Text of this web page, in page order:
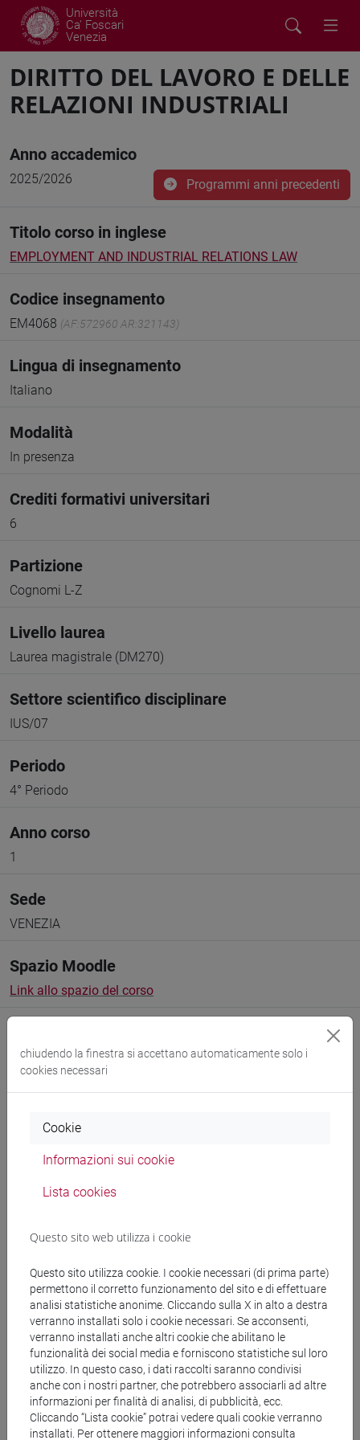
Università
Ca' Foscari
Venezia
DIRITTO DEL LAVORO E DELLE
RELAZIONI INDUSTRIALI
Anno accademico
2025/2026 Programmi anni precedenti
Titolo corso in inglese
EMPLOYMENT AND INDUSTRIAL RELATIONS LAW
Codice insegnamento
EM4068 (AF:572960 AR:321143)
Lingua di insegnamento
Italiano
Modalità
In presenza
Crediti formativi universitari
6
Partizione
Cognomi L-Z
Livello laurea
Laurea magistrale (DM270)
Settore scientifico disciplinare
IUS/07
Periodo
4° Periodo
Anno corso
1
Sede
VENEZIA
Spazio Moodle
Link allo spazio del corso
Programma
Docenti
FALSONE Maurizio - 30h Lezione
Materiali didattici
Materiali su Moodle
Corsi di studio e percorsi
chiudendo la finestra si accettano automaticamente solo i
cookies necessari
Cookie
Informazioni sui cookie
Lista cookies
Questo sito web utilizza i cookie
Questo sito utilizza cookie. I cookie necessari (di prima parte)
permettono il corretto funzionamento del sito e di effettuare
analisi statistiche anonime. Cliccando sulla X in alto a destra
verranno installati solo i cookie necessari. Se acconsenti,
verranno installati anche altri cookie che abilitano le
funzionalità dei social media e forniscono statistiche sul loro
utilizzo. In questo caso, i dati raccolti saranno condivisi
anche con i nostri partner, che potrebbero associarli ad altre
informazioni per finalità di analisi, di pubblicità, ecc.
Cliccando “Lista cookie” potrai vedere quali cookie verranno
installati. Per ottenere maggiori informazioni consulta